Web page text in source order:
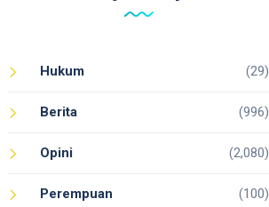
Hukum (29)
Berita (996)
Opini (2,080)
Perempuan (100)